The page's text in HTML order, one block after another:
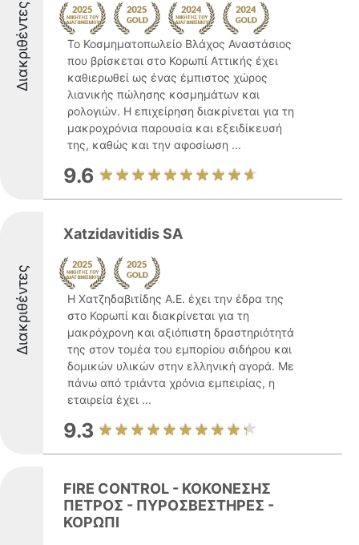
Διακριθέντες
Το Κοσμηματοπωλείο Βλάχος Αναστάσιος
που βρίσκεται στο Κορωπί Αττικής έχει
καθιερωθεί ως ένας έμπιστος χώρος
λιανικής πώλησης κοσμημάτων και
ρολογιών. Η επιχείρηση διακρίνεται για τη
μακροχρόνια παρουσία και εξειδίκευσή
της, καθώς και την αφοσίωση ...
9.6
Διακριθέντες
Xatzidavitidis SA
Η Χατζηδαβιτίδης Α.Ε. έχει την έδρα της
στο Κορωπί και διακρίνεται για τη
μακρόχρονη και αξιόπιστη δραστηριότητά
της στον τομέα του εμπορίου σιδήρου και
δομικών υλικών στην ελληνική αγορά. Με
πάνω από τριάντα χρόνια εμπειρίας, η
εταιρεία έχει ...
9.3
FIRE CONTROL - ΚΟΚΟΝΕΣΗΣ
ΠΕΤΡΟΣ - ΠΥΡΟΣΒΕΣΤΗΡΕΣ -
ΚΟΡΩΠΙ